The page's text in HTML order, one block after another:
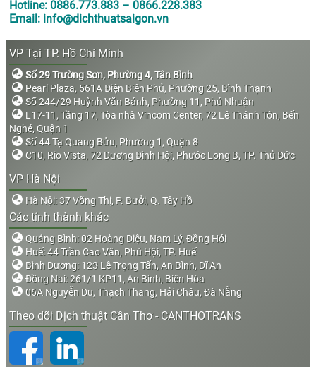
Hotline: 0886.773.883 – 0866.228.383
Email: info@dichthuatsaigon.vn
VP Tại TP. Hồ Chí Minh
Số 29 Trường Sơn, Phường 4, Tân Bình
Pearl Plaza, 561A Điện Biên Phủ, Phường 25, Bình Thạnh
Số 244/29 Huỳnh Văn Bánh, Phường 11, Phú Nhuận
L17-11, Tầng 17, Tòa nhà Vincom Center, 72 Lê Thánh Tôn, Bến
Nghé, Quận 1
Số 44 Tạ Quang Bửu, Phường 1, Quận 8
C10, Rio Vista, 72 Dương Đình Hội, Phước Long B, TP. Thủ Đức
VP Hà Nội
Hà Nội: 37 Võng Thị, P. Bưởi, Q. Tây Hồ
Các tỉnh thành khác
Quảng Bình: 02 Hoàng Diệu, Nam Lý, Đồng Hới
Huế: 44 Trần Cao Vân, Phú Hội, TP. Huế
Bình Dương: 123 Lê Trọng Tấn, An Bình, Dĩ An
Đồng Nai: 261/1 KP11, An Bình, Biên Hòa
06A Nguyễn Du, Thạch Thang, Hải Châu, Đà Nẵng
Theo dõi Dịch thuật Cần Thơ - CANTHOTRANS